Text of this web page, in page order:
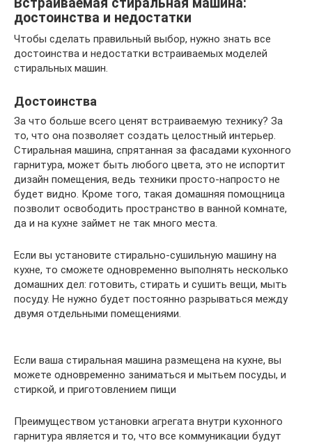
достоинства и недостатки
Чтобы сделать правильный выбор, нужно знать все
достоинства и недостатки встраиваемых моделей
стиральных машин.
Достоинства
За что больше всего ценят встраиваемую технику? За
то, что она позволяет создать целостный интерьер.
Стиральная машина, спрятанная за фасадами кухонного
гарнитура, может быть любого цвета, это не испортит
дизайн помещения, ведь техники просто-напросто не
будет видно. Кроме того, такая домашняя помощница
позволит освободить пространство в ванной комнате,
да и на кухне займет не так много места.
Если вы установите стирально-сушильную машину на
кухне, то сможете одновременно выполнять несколько
домашних дел: готовить, стирать и сушить вещи, мыть
посуду. Не нужно будет постоянно разрываться между
двумя отдельными помещениями.
Если ваша стиральная машина размещена на кухне, вы
можете одновременно заниматься и мытьем посуды, и
стиркой, и приготовлением пищи
Преимуществом установки агрегата внутри кухонного
гарнитура является и то, что все коммуникации будут